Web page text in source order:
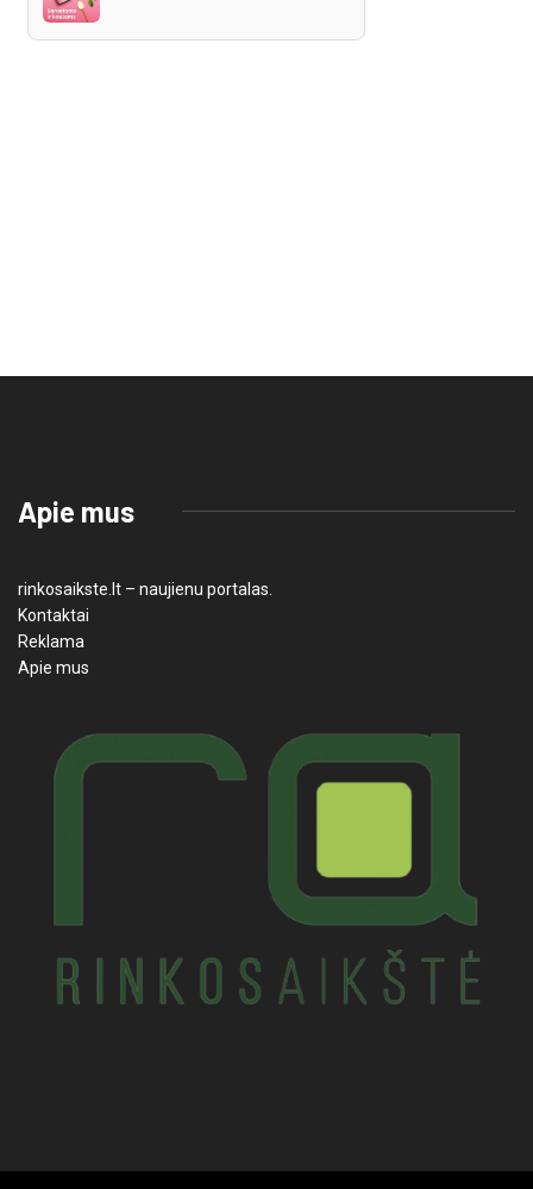
Apie mus
rinkosaikste.lt – naujienu portalas.
Kontaktai
Reklama
Apie mus